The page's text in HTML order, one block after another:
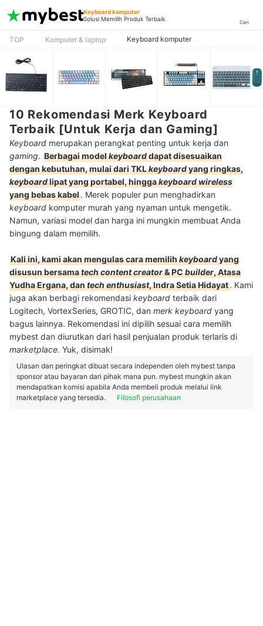
Keyboard komputer
Solusi Memilih Produk Terbaik
Cari
TOP Komputer & laptop Keyboard komputer
10 Rekomendasi Merk Keyboard
Terbaik [Untuk Kerja dan Gaming]
Keyboard merupakan perangkat penting untuk kerja dan
gaming. Berbagai modelkeyboarddapat disesuaikan
dengan kebutuhan, mulai dari TKLkeyboardyang ringkas,
keyboardlipat yang portabel, hinggakeyboard wireless
yang bebas kabel. Merek populer pun menghadirkan
keyboard komputer murah yang nyaman untuk mengetik.
Namun, variasi model dan harga ini mungkin membuat Anda
bingung dalam memilih.
Kali ini, kami akan mengulas cara memilihkeyboardyang
disusun bersamatech content creator& PCbuilder, Atasa
Yudha Ergana, dantech enthusiast, Indra Setia Hidayat. Kami
juga akan berbagi rekomendasi keyboard terbaik dari
Logitech, VortexSeries, GROTIC, dan merk keyboard yang
bagus lainnya. Rekomendasi ini dipilih sesuai cara memilih
mybest dan diurutkan dari hasil penjualan produk terlaris di
marketplace. Yuk, disimak!
Ulasan dan peringkat dibuat secara independen oleh mybest tanpa
sponsor atau bayaran dari pihak mana pun. mybest mungkin akan
mendapatkan komisi apabila Anda membeli produk melalui link
marketplace yang tersedia.
Filosofi perusahaan